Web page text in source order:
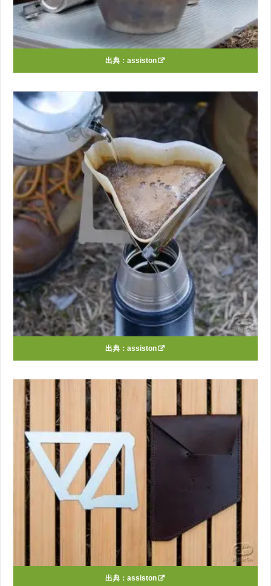
出典： assiston
出典： assiston
出典： assiston